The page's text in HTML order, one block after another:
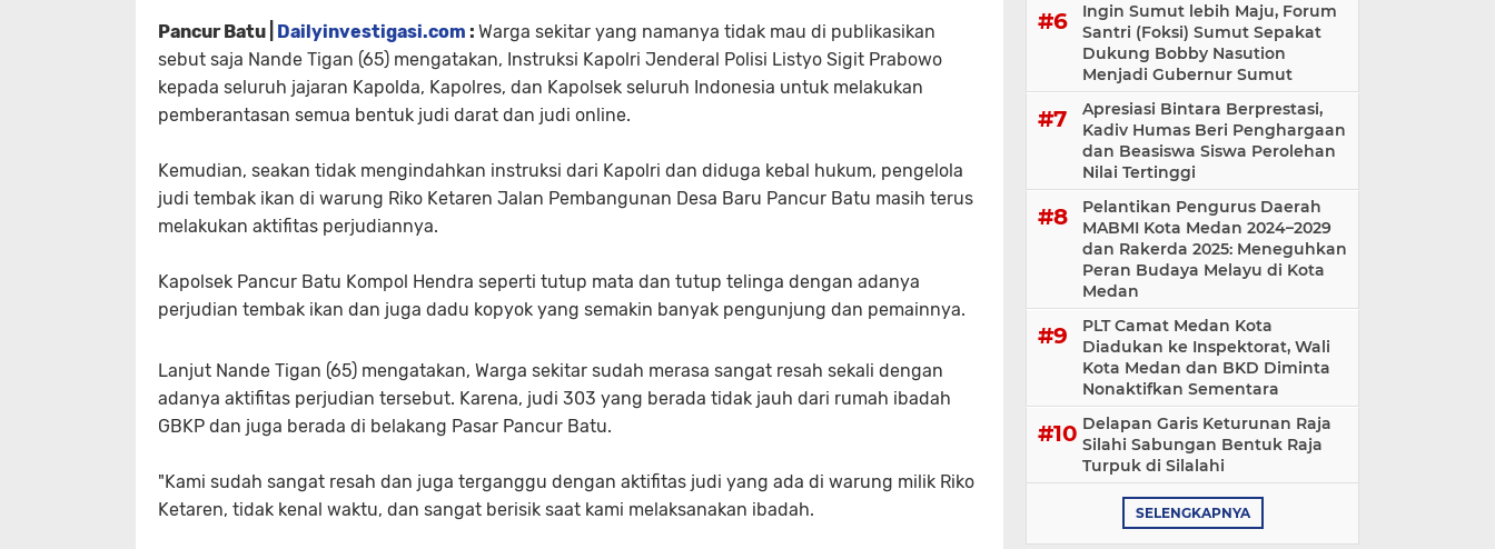
Pancur Batu | Dailyinvestigasi.com : Warga sekitar yang namanya tidak mau di publikasikan
sebut saja Nande Tigan (65) mengatakan, Instruksi Kapolri Jenderal Polisi Listyo Sigit Prabowo
kepada seluruh jajaran Kapolda, Kapolres, dan Kapolsek seluruh Indonesia untuk melakukan
pemberantasan semua bentuk judi darat dan judi online.
Kemudian, seakan tidak mengindahkan instruksi dari Kapolri dan diduga kebal hukum, pengelola
judi tembak ikan di warung Riko Ketaren Jalan Pembangunan Desa Baru Pancur Batu masih terus
melakukan aktifitas perjudiannya.
Kapolsek Pancur Batu Kompol Hendra seperti tutup mata dan tutup telinga dengan adanya
perjudian tembak ikan dan juga dadu kopyok yang semakin banyak pengunjung dan pemainnya.
Lanjut Nande Tigan (65) mengatakan, Warga sekitar sudah merasa sangat resah sekali dengan
adanya aktifitas perjudian tersebut. Karena, judi 303 yang berada tidak jauh dari rumah ibadah
GBKP dan juga berada di belakang Pasar Pancur Batu.
"Kami sudah sangat resah dan juga terganggu dengan aktifitas judi yang ada di warung milik Riko
Ketaren, tidak kenal waktu, dan sangat berisik saat kami melaksanakan ibadah.
Ingin Sumut lebih Maju, Forum
Santri (Foksi) Sumut Sepakat
Dukung Bobby Nasution
Menjadi Gubernur Sumut
Apresiasi Bintara Berprestasi,
Kadiv Humas Beri Penghargaan
dan Beasiswa Siswa Perolehan
Nilai Tertinggi
Pelantikan Pengurus Daerah
MABMI Kota Medan 2024–2029
dan Rakerda 2025: Meneguhkan
Peran Budaya Melayu di Kota
Medan
PLT Camat Medan Kota
Diadukan ke Inspektorat, Wali
Kota Medan dan BKD Diminta
Nonaktifkan Sementara
Delapan Garis Keturunan Raja
Silahi Sabungan Bentuk Raja
Turpuk di Silalahi
SELENGKAPNYA